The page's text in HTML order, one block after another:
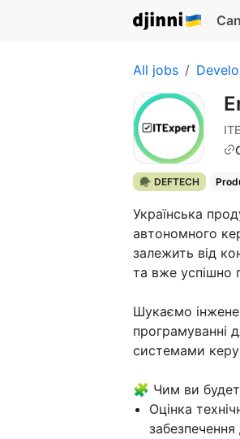
All jobs
🪖 DEFTECH
Українська
автономного
залежить від
та вже успішно
Шукаємо
програмуванні
системами
🧩 Чим ви
Оцінка